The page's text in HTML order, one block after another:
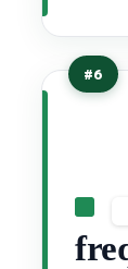
#6